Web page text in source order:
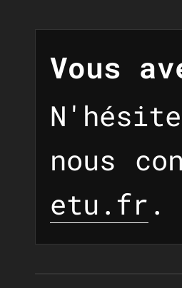
Vous
nous
etu.fr .